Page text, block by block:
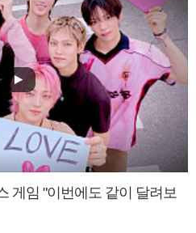
게임 "이번에도 같이 달려보